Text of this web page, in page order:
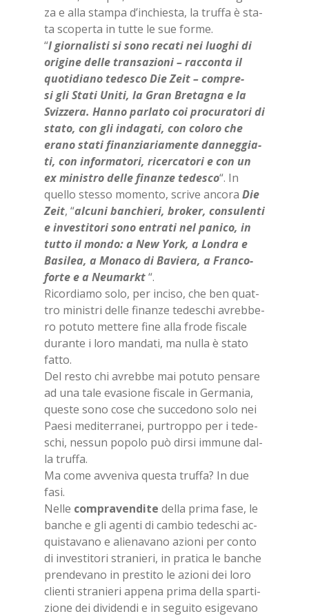
za e alla stam­pa d’in­chie­sta, la truf­fa è sta­
ta sco­per­ta in tut­te le sue for­me.
“I gior­na­li­sti si sono re­ca­ti nei luo­ghi di
ori­gi­ne del­le tran­sa­zio­ni – rac­con­ta il
quo­ti­dia­no te­de­sco Die Zeit – com­pre­
si gli Sta­ti Uni­ti, la Gran Bre­ta­gna e la
Sviz­ze­ra. Han­no par­la­to coi pro­cu­ra­to­ri di
sta­to, con gli in­da­ga­ti, con co­lo­ro che
era­no sta­ti fi­nan­zia­ria­men­te dan­neg­gia­
ti, con in­for­ma­to­ri, ri­cer­ca­to­ri e con un
ex mi­ni­stro del­le fi­nan­ze te­de­sco“. In
quel­lo stes­so mo­men­to, scri­ve an­co­ra Die
Zeit, “al­cu­ni ban­chie­ri, bro­ker, con­su­len­ti
e in­ve­sti­to­ri sono en­tra­ti nel pa­ni­co, in
tut­to il mon­do: a New York, a Lon­dra e
Ba­si­lea, a Mo­na­co di Ba­vie­ra, a Fran­co­
for­te e a Neu­markt“.
Ri­cor­dia­mo solo, per in­ci­so, che ben quat­
tro mi­ni­stri del­le fi­nan­ze te­de­schi avreb­be­
ro po­tu­to met­te­re fine alla fro­de fi­sca­le
du­ran­te i loro man­da­ti, ma nul­la è sta­to
fat­to.
Del re­sto chi avreb­be mai po­tu­to pen­sa­re
ad una tale eva­sio­ne fi­sca­le in Ger­ma­nia,
que­ste sono cose che suc­ce­do­no solo nei
Pae­si me­di­ter­ra­nei, pur­trop­po per i te­de­
schi, nes­sun po­po­lo può dir­si im­mu­ne dal­
la truf­fa.
Ma come av­ve­ni­va que­sta truf­fa? In due
fasi.
Nel­le com­pra­ven­di­te del­la pri­ma fase, le
ban­che e gli agen­ti di cam­bio te­de­schi ac­
qui­sta­va­no e alie­na­va­no azio­ni per con­to
di in­ve­sti­to­ri stra­nie­ri, in pra­ti­ca le ban­che
pren­de­va­no in pre­sti­to le azio­ni dei loro
clien­ti stra­nie­ri ap­pe­na pri­ma del­la spar­ti­
zio­ne dei di­vi­den­di e in se­gui­to esi­ge­va­no